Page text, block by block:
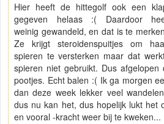
Hier heeft de hittegolf ook een
gegeven helaas :( Daardoor
weinig gewandeld, en dat is te
Ze krijgt steroidenspuitjes om
spieren te versterken maar dat
spieren niet gebruikt. Dus
pootjes. Echt balen :( Ik ga morgen
dan deze week lekker veel
dus nu kan het, dus hopelijk lukt het
en vooral -kracht weer bij te kweken...